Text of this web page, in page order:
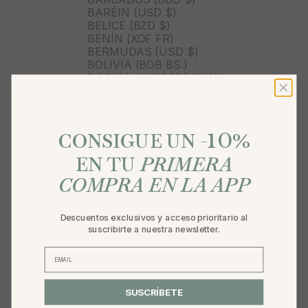
BARÉIN (USD $)
BELICE (BZD $)
BENÍN (XOF FR)
BERMUDAS (USD $)
BOLIVIA (BOB BS.)
BOSNIA Y HERZEGOVINA
BULGARIA (EUR €)
BURKINA FASO (XOF FR)
BURUNDI (BIF FR)
BUTÁN (USD $)
BÉLGICA (EUR €)
CAMBOYA (KHR ៛)
CAMERÚN (XAF CFA)
CANADÁ (CAD $)
$)
CATAR (QAR ر.ق)
CHAD (XAF CFA)
CONSIGUE UN -10%
EN TUPRIMERA
COMPRA EN LA APP
Descuentos exclusivos y acceso prioritario al
suscribirte a nuestra newsletter.
SUSCRÍBETE